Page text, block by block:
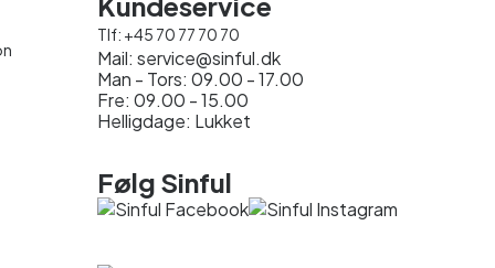
Tlf: +45 70 77 70 70
Mail: service@sinful.dk
Man - Tors: 09.00 - 17.00
Fre: 09.00 - 15.00
Helligdage: Lukket
Følg Sinful